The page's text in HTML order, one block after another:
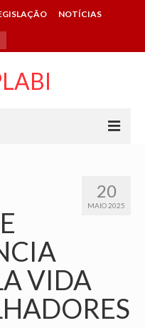
NOTÍCIAS
20
MAIO 2025
VIDA